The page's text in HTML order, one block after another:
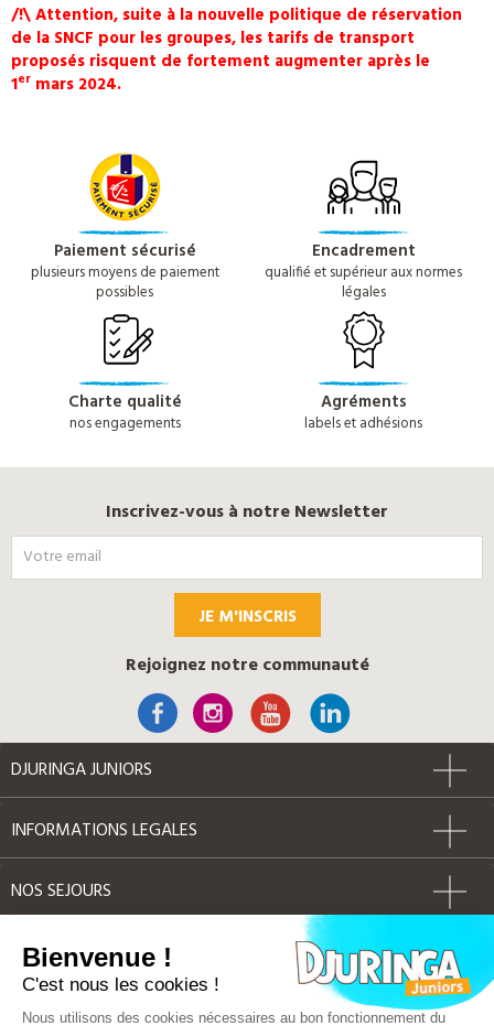
/!\ Attention, suite à la nouvelle politique de réservation
de la SNCF pour les groupes, les tarifs de transport
proposés risquent de fortement augmenter après le
1er mars 2024.
Paiement sécurisé
plusieurs moyens de paiement
possibles
Encadrement
qualifié et supérieur aux normes
légales
Charte qualité
nos engagements
Agréments
labels et adhésions
Inscrivez-vous à notre Newsletter
JE M'INSCRIS
Rejoignez notre communauté
DJURINGA JUNIORS
INFORMATIONS LEGALES
NOS SEJOURS
AUTRES
Label Qualité
Bienvenue !
C'est nous les cookies !
Nous utilisons des cookies nécessaires au bon fonctionnement du